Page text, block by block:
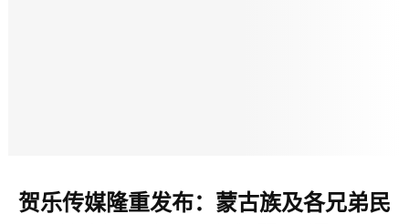
贺乐传媒隆重发布：蒙古族及各兄弟民